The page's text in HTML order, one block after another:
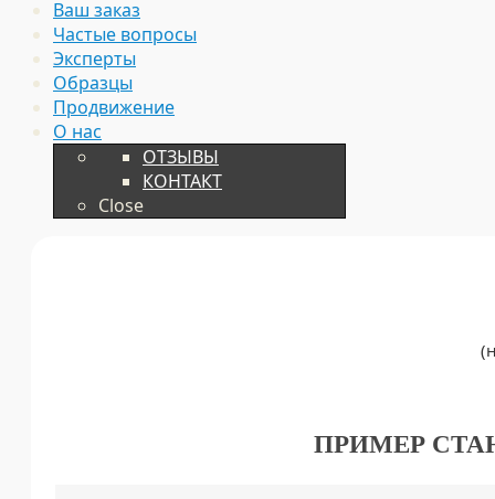
Ваш заказ
Частые вопросы
Эксперты
Образцы
Продвижение
О нас
ОТЗЫВЫ
КОНТАКТ
Close
ПРИМЕР